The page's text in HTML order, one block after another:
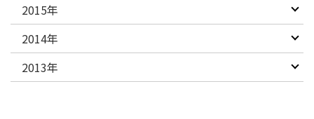
2015年
2014年
2013年